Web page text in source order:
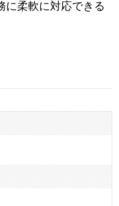
に柔軟に対応できる